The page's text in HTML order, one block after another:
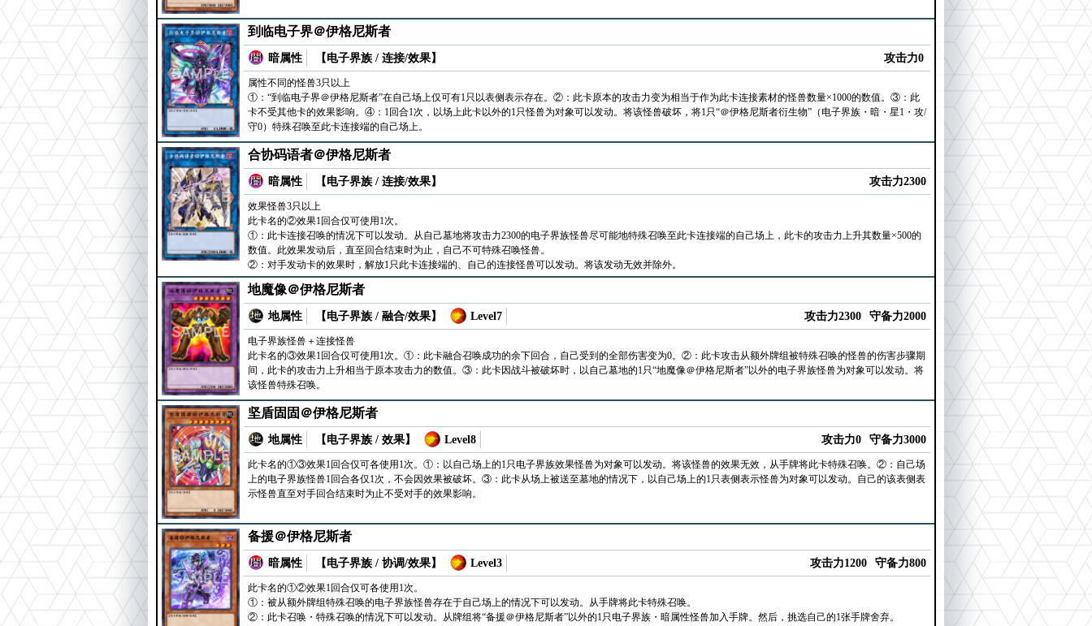
到临电子界＠伊格尼斯者
暗属性 【电子界族 / 连接/效果】 攻击力0
属性不同的怪兽3只以上
①：“到临电子界＠伊格尼斯者”在自己场上仅可有1只以表侧表示存在。②：此卡原本的攻击力变为相当于作为此卡连接素材的怪兽数量×1000的数值。③：此
卡不受其他卡的效果影响。④：1回合1次，以场上此卡以外的1只怪兽为对象可以发动。将该怪兽破坏，将1只“＠伊格尼斯者衍生物”（电子界族・暗・星1・攻/
守0）特殊召唤至此卡连接端的自己场上。
合协码语者＠伊格尼斯者
暗属性 【电子界族 / 连接/效果】 攻击力2300
效果怪兽3只以上
此卡名的②效果1回合仅可使用1次。
①：此卡连接召唤的情况下可以发动。从自己墓地将攻击力2300的电子界族怪兽尽可能地特殊召唤至此卡连接端的自己场上，此卡的攻击力上升其数量×500的
数值。此效果发动后，直至回合结束时为止，自己不可特殊召唤怪兽。
②：对手发动卡的效果时，解放1只此卡连接端的、自己的连接怪兽可以发动。将该发动无效并除外。
地魔像＠伊格尼斯者
地属性 【电子界族 / 融合/效果】 Level7 攻击力2300 守备力2000
电子界族怪兽＋连接怪兽
此卡名的③效果1回合仅可使用1次。①：此卡融合召唤成功的余下回合，自己受到的全部伤害变为0。②：此卡攻击从额外牌组被特殊召唤的怪兽的伤害步骤期
间，此卡的攻击力上升相当于原本攻击力的数值。③：此卡因战斗被破坏时，以自己墓地的1只“地魔像＠伊格尼斯者”以外的电子界族怪兽为对象可以发动。将
该怪兽特殊召唤。
坚盾固固＠伊格尼斯者
地属性 【电子界族 / 效果】 Level8 攻击力0 守备力3000
此卡名的①③效果1回合仅可各使用1次。①：以自己场上的1只电子界族效果怪兽为对象可以发动。将该怪兽的效果无效，从手牌将此卡特殊召唤。②：自己场
上的电子界族怪兽1回合各仅1次，不会因效果被破坏。③：此卡从场上被送至墓地的情况下，以自己场上的1只表侧表示怪兽为对象可以发动。自己的该表侧表
示怪兽直至对手回合结束时为止不受对手的效果影响。
备援＠伊格尼斯者
暗属性 【电子界族 / 协调/效果】 Level3 攻击力1200 守备力800
此卡名的①②效果1回合仅可各使用1次。
①：被从额外牌组特殊召唤的电子界族怪兽存在于自己场上的情况下可以发动。从手牌将此卡特殊召唤。
②：此卡召唤・特殊召唤的情况下可以发动。从牌组将“备援＠伊格尼斯者”以外的1只电子界族・暗属性怪兽加入手牌。然后，挑选自己的1张手牌舍弃。